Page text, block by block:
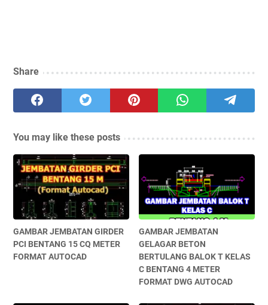
Share
You may like these posts
GAMBAR JEMBATAN GIRDER
PCI BENTANG 15 CQ METER
FORMAT AUTOCAD
GAMBAR JEMBATAN
GELAGAR BETON
BERTULANG BALOK T KELAS
C BENTANG 4 METER
FORMAT DWG AUTOCAD